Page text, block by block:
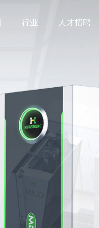
行业 人才招聘